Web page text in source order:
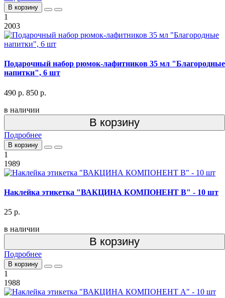
В корзину
1
2003
Подарочный набор рюмок-лафитников 35 мл "Благородные
напитки", 6 шт
490 р. 850 р.
в наличии
В корзину
Подробнее
В корзину
1
1989
Наклейка этикетка "ВАКЦИНА КОМПОНЕНТ В" - 10 шт
25 р.
в наличии
В корзину
Подробнее
В корзину
1
1988